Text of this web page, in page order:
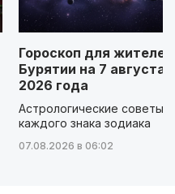
Гороскоп для жителей
Бурятии на 7 августа
2026 года
Астрологические советы
каждого знака зодиака
07.08.2026 в 06:02